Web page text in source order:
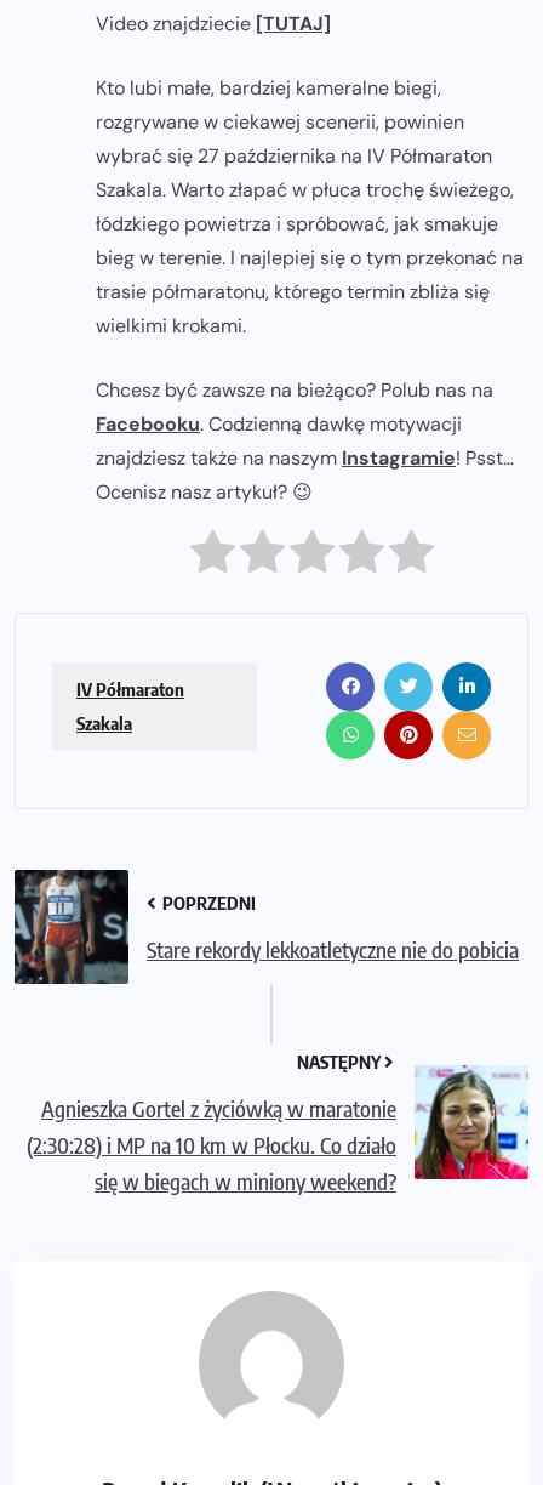
Video znajdziecie [TUTAJ]
Kto lubi małe, bardziej kameralne biegi,
rozgrywane w ciekawej scenerii, powinien
wybrać się 27 października na IV Półmaraton
Szakala. Warto złapać w płuca trochę świeżego,
łódzkiego powietrza i spróbować, jak smakuje
bieg w terenie. I najlepiej się o tym przekonać na
trasie półmaratonu, którego termin zbliża się
wielkimi krokami.
Chcesz być zawsze na bieżąco? Polub nas na
Facebooku. Codzienną dawkę motywacji
znajdziesz także na naszym Instagramie! Psst...
Ocenisz nasz artykuł? 😉
IV Półmaraton
Szakala
POPRZEDNI
Stare rekordy lekkoatletyczne nie do pobicia
NASTĘPNY
Agnieszka Gortel z życiówką w maratonie
(2:30:28) i MP na 10 km w Płocku. Co działo
się w biegach w miniony weekend?